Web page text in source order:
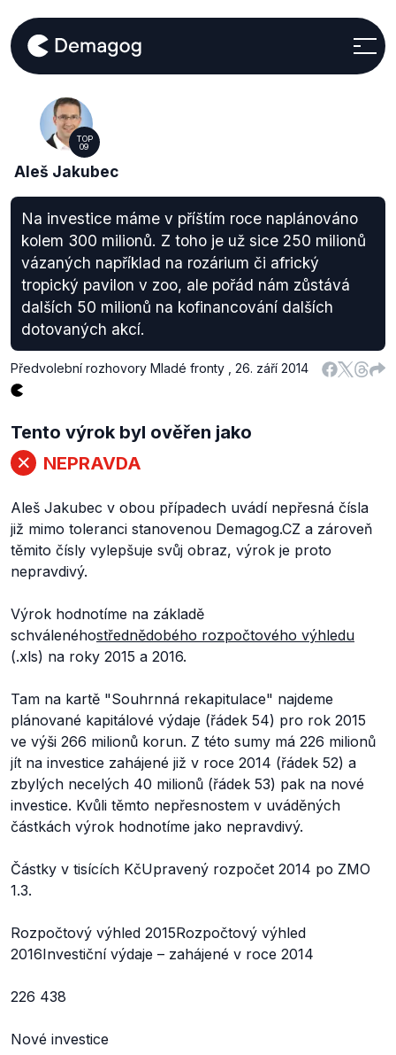
TOP
09
Aleš Jakubec
Na investice máme v příštím roce naplánováno
kolem 300 milionů. Z toho je už sice 250 milionů
vázaných například na rozárium či africký
tropický pavilon v zoo, ale pořád nám zůstává
dalších 50 milionů na kofinancování dalších
dotovaných akcí.
Předvolební rozhovory Mladé fronty 26. září 2014
Tento výrok byl ověřen jako
NEPRAVDA
Aleš Jakubec v obou případech uvádí nepřesná čísla
již mimo toleranci stanovenou Demagog.CZ a zároveň
těmito čísly vylepšuje svůj obraz, výrok je proto
nepravdivý.
Výrok hodnotíme na základě
schválenéhostřednědobého rozpočtového výhledu
(.xls) na roky 2015 a 2016.
Tam na kartě "Souhrnná rekapitulace" najdeme
plánované kapitálové výdaje (řádek 54) pro rok 2015
ve výši 266 milionů korun. Z této sumy má 226 milionů
jít na investice zahájené již v roce 2014 (řádek 52) a
zbylých necelých 40 milionů (řádek 53) pak na nové
investice. Kvůli těmto nepřesnostem v uváděných
částkách výrok hodnotíme jako nepravdivý.
Částky v tisících KčUpravený rozpočet 2014 po ZMO
1.3.
Rozpočtový výhled 2015Rozpočtový výhled
2016Investiční výdaje – zahájené v roce 2014
226 438
Nové investice